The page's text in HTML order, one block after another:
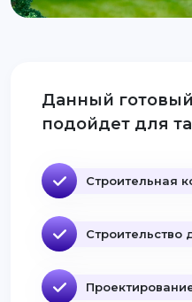
Данный
подойдет для
Строительная
Строительство